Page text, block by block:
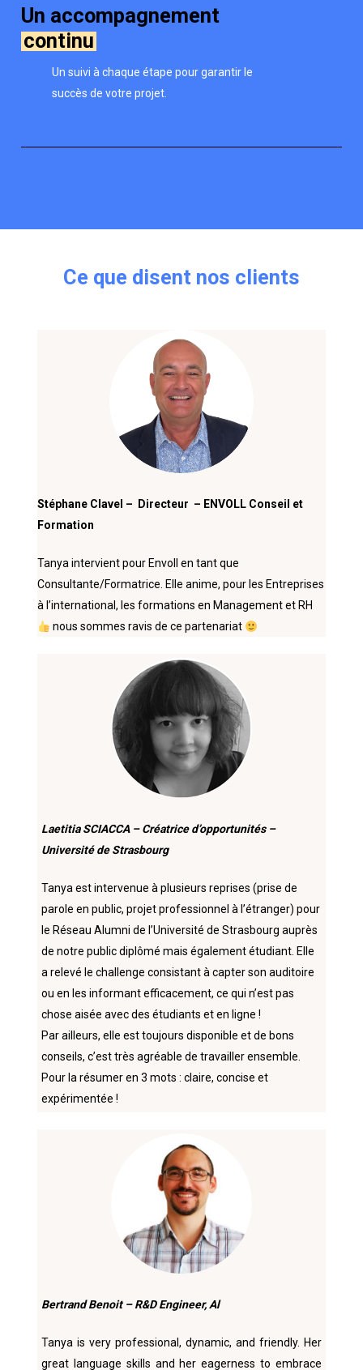
Un accompagnement
continu
Un suivi à chaque étape pour garantir le
succès de votre projet.
Ce que disent nos clients
Stéphane Clavel – Directeur – ENVOLL Conseil et
Formation
Tanya intervient pour Envoll en tant que
Consultante/Formatrice. Elle anime, pour les Entreprises
à l’international, les formations en Management et RH
nous sommes ravis de ce partenariat
Laetitia SCIACCA – Créatrice d’opportunités –
Université de Strasbourg
Tanya est intervenue à plusieurs reprises (prise de
parole en public, projet professionnel à l’étranger) pour
le Réseau Alumni de l’Université de Strasbourg auprès
de notre public diplômé mais également étudiant. Elle
a relevé le challenge consistant à capter son auditoire
ou en les informant efficacement, ce qui n’est pas
chose aisée avec des étudiants et en ligne !
Par ailleurs, elle est toujours disponible et de bons
conseils, c’est très agréable de travailler ensemble.
Pour la résumer en 3 mots : claire, concise et
expérimentée !
Bertrand Benoit – R&D Engineer, Al
Tanya is very professional, dynamic, and friendly. Her
great language skills and her eagerness to embrace